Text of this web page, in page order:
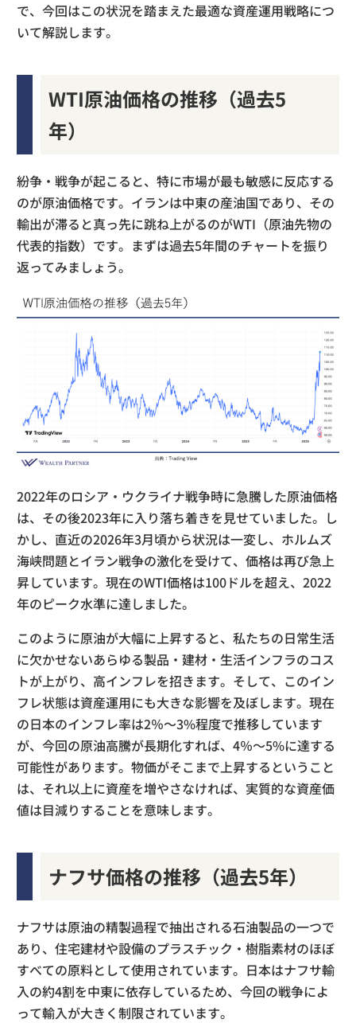
で、今回はこの状況を踏まえた最適な資産運用戦略につ
いて解説します。
WTI原油価格の推移（過去5
年）
紛争・戦争が起こると、特に市場が最も敏感に反応する
のが原油価格です。イランは中東の産油国であり、その
輸出が滞ると真っ先に跳ね上がるのがWTI（原油先物の
代表的指数）です。まずは過去5年間のチャートを振り
返ってみましょう。
2022年のロシア・ウクライナ戦争時に急騰した原油価格
は、その後2023年に入り落ち着きを見せていました。し
かし、直近の2026年3月頃から状況は一変し、ホルムズ
海峡問題とイラン戦争の激化を受けて、価格は再び急上
昇しています。現在のWTI価格は100ドルを超え、2022
年のピーク水準に達しました。
このように原油が大幅に上昇すると、私たちの日常生活
に欠かせないあらゆる製品・建材・生活インフラのコス
トが上がり、高インフレを招きます。そして、このイン
フレ状態は資産運用にも大きな影響を及ぼします。現在
の日本のインフレ率は2％〜3%程度で推移しています
が、今回の原油高騰が長期化すれば、4％〜5%に達する
可能性があります。物価がそこまで上昇するということ
は、それ以上に資産を増やさなければ、実質的な資産価
値は目減りすることを意味します。
ナフサ価格の推移（過去5年）
ナフサは原油の精製過程で抽出される石油製品の一つで
あり、住宅建材や設備のプラスチック・樹脂素材のほぼ
すべての原料として使用されています。日本はナフサ輸
入の約4割を中東に依存しているため、今回の戦争によ
って輸入が大きく制限されています。